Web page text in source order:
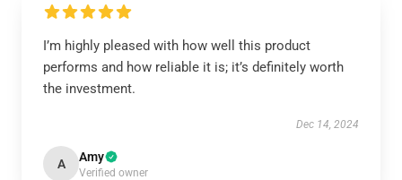
I’m highly pleased with how well this product
performs and how reliable it is; it’s definitely worth
the investment.
Dec 14, 2024
A Amy
Verified owner